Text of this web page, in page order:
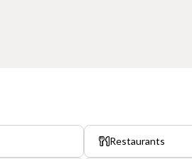
Restaurants